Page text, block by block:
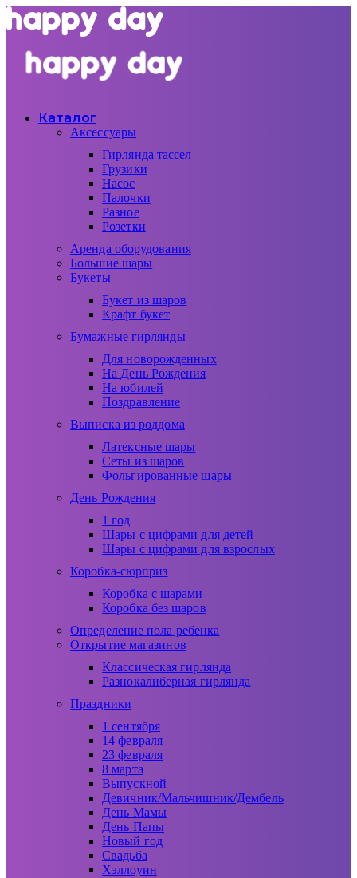
Каталог
Аксессуары
Гирлянда тассел
Грузики
Насос
Палочки
Разное
Розетки
Аренда оборудования
Большие шары
Букеты
Букет из шаров
Крафт букет
Бумажные гирлянды
Для новорожденных
На День Рождения
На юбилей
Поздравление
Выписка из роддома
Латексные шары
Сеты из шаров
Фольгированные шары
День Рождения
1 год
Шары с цифрами для детей
Шары с цифрами для взрослых
Коробка-сюрприз
Коробка с шарами
Коробка без шаров
Определение пола ребенка
Открытие магазинов
Классическая гирлянда
Разнокалиберная гирлянда
Праздники
1 сентября
14 февраля
23 февраля
8 марта
Выпускной
Девичник/Мальчишник/Дембель
День Мамы
День Папы
Новый год
Свадьба
Хэллоуин